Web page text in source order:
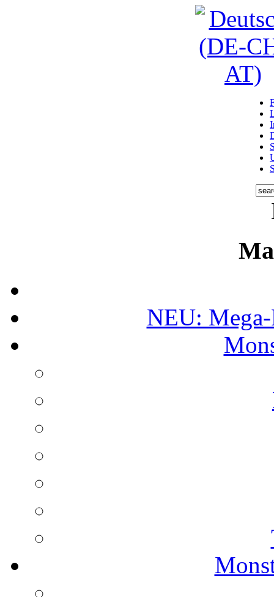
NEU: